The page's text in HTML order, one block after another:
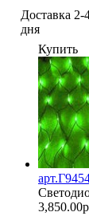
Доставка 2-
дня
Купить